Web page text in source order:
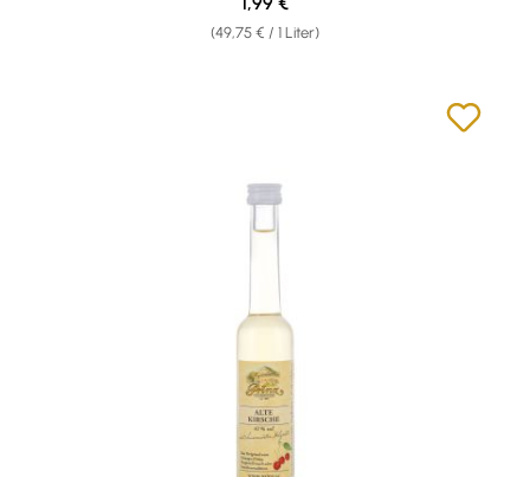
(49,75 € / 1 Liter)